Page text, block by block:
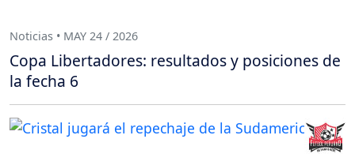
Noticias • MAY 24 / 2026
Copa Libertadores: resultados y posiciones de
la fecha 6